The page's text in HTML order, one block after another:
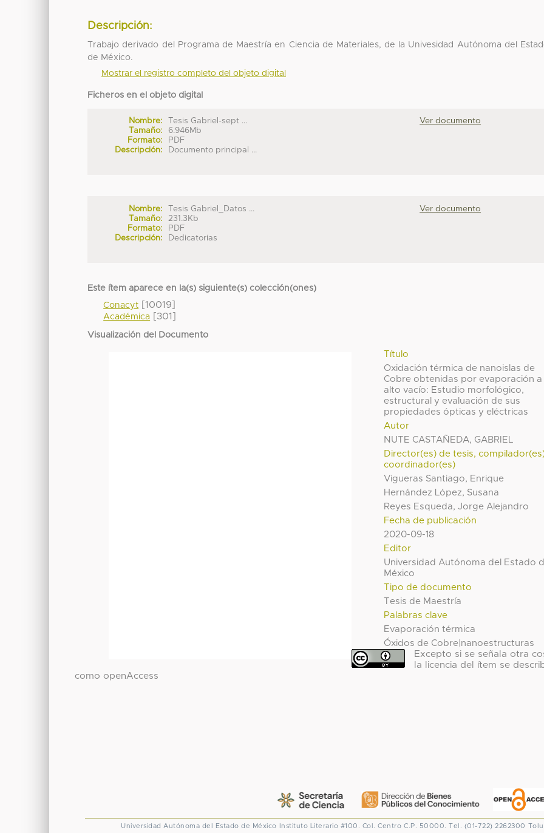
Descripción:
Trabajo derivado del Programa de Maestría en Ciencia de Materiales, de la Univesidad Autónoma del
de México.
Mostrar el registro completo del objeto digital
Ficheros en el objeto digital
Nombre:
Tesis Gabriel-sept ...
Tamaño:
6.946Mb
Formato:
PDF
Descripción:
Documento principal ...
Ver documento
Nombre:
Tesis Gabriel_Datos ...
Tamaño:
231.3Kb
Formato:
PDF
Descripción:
Dedicatorias
Ver documento
Este ítem aparece en la(s) siguiente(s) colección(ones)
Conacyt [10019]
Académica [301]
Visualización del Documento
Título
Oxidación térmica de nanoislas de
Cobre obtenidas por evaporación a
alto vacío: Estudio morfológico,
estructural y evaluación de sus
propiedades ópticas y eléctricas
Autor
NUTE CASTAÑEDA, GABRIEL
Director(es) de tesis,
coordinador(es)
Vigueras Santiago, Enrique
Hernández López, Susana
Reyes Esqueda, Jorge Alejandro
Fecha de publicación
2020-09-18
Editor
Universidad Autónoma del Estado
México
Tipo de documento
Tesis de Maestría
Palabras clave
Evaporación térmica
Óxidos de Cobre|nanoestructuras
Excepto si se señala otra
la licencia del ítem se
como openAccess
Universidad Autónoma del Estado de México Instituto Literario #100. Col. Centro C.P. 50000. Tel. (01-722) 2262300